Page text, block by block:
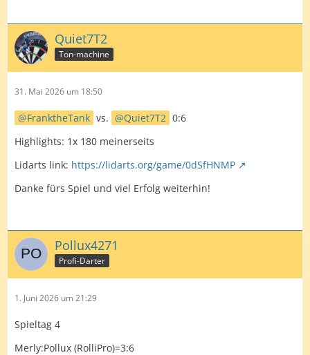
Quiet7T2
Ton-machine
31. Mai 2026 um 18:50
FranktheTank vs. Quiet7T2 0:6
Highlights: 1x 180 meinerseits
Lidarts link: https://lidarts.org/game/0dSfHNMP
Danke fürs Spiel und viel Erfolg weiterhin!
Pollux4271
Profi-Darter
1. Juni 2026 um 21:29
Spieltag 4
Merly:Pollux (RolliPro)=3:6